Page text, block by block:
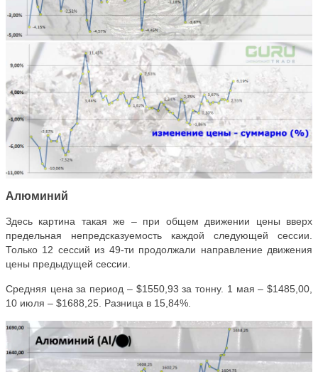
Алюминий
Здесь картина такая же – при общем движении цены вверх
предельная непредсказуемость каждой следующей сессии.
Только 12 сессий из 49-ти продолжали направление движения
цены предыдущей сессии.
Средняя цена за период – $1550,93 за тонну. 1 мая – $1485,00,
10 июля – $1688,25. Разница в 15,84%.